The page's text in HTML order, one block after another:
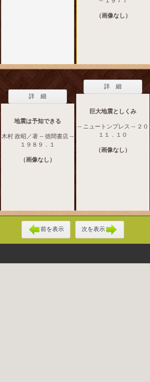
（画像なし）
詳 細
地震は予知できる
木村 政昭／著 -- 徳間書店 --
１９８９．１
（画像なし）
詳 細
巨大地震としくみ
-- ニュートンプレス -- ２０
１１．１０
（画像なし）
前を表示 次を表示